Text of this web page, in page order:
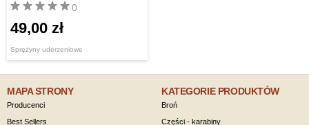
Sprężyny uderzeniowe
0
49,00 zł
MAPA STRONY
Producenci
Best Sellers
KATEGORIE PRODUKTÓW
Broń
Części - karabiny